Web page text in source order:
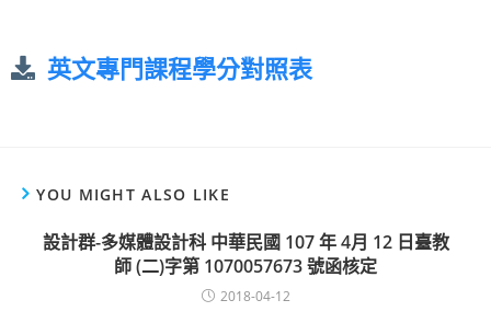
英文專門課程學分對照表
YOU MIGHT ALSO LIKE
設計群-多媒體設計科 中華民國 107 年 4月 12 日臺教
師 (二)字第 1070057673 號函核定
2018-04-12